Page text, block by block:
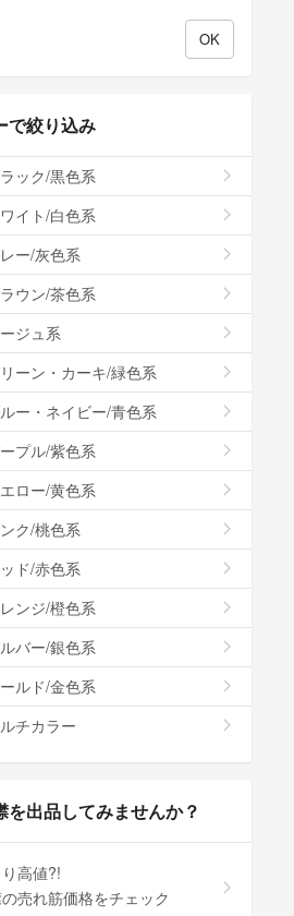
で絞り込み
ック/黒色系
イト/白色系
ー/灰色系
ウン/茶色系
ジュ系
ーン・カーキ/緑色系
ー・ネイビー/青色系
プル/紫色系
ロー/黄色系
ク/桃色系
ド/赤色系
ンジ/橙色系
バー/銀色系
ルド/金色系
チカラー
を出品してみませんか？
高値?!
売れ筋価格をチェック